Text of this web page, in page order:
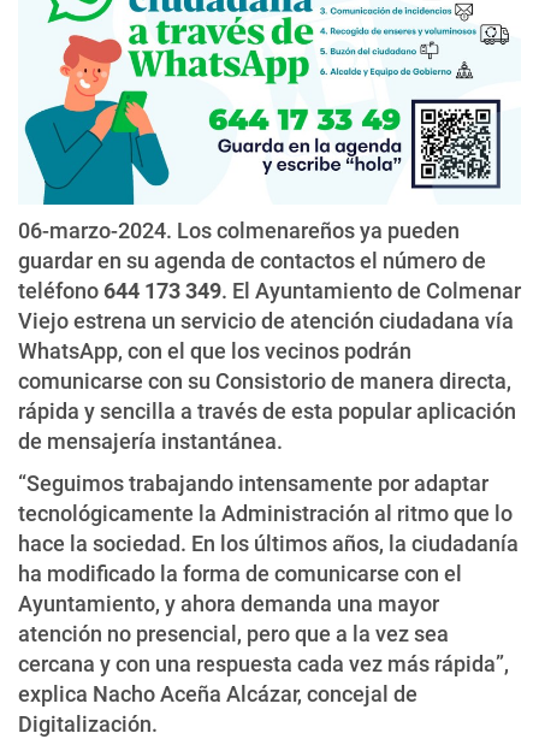
06-marzo-2024. Los colmenareños ya pueden
guardar en su agenda de contactos el número de
teléfono 644 173 349. El Ayuntamiento de Colmenar
Viejo estrena un servicio de atención ciudadana vía
WhatsApp, con el que los vecinos podrán
comunicarse con su Consistorio de manera directa,
rápida y sencilla a través de esta popular aplicación
de mensajería instantánea.
“Seguimos trabajando intensamente por adaptar
tecnológicamente la Administración al ritmo que lo
hace la sociedad. En los últimos años, la ciudadanía
ha modificado la forma de comunicarse con el
Ayuntamiento, y ahora demanda una mayor
atención no presencial, pero que a la vez sea
cercana y con una respuesta cada vez más rápida”,
explica Nacho Aceña Alcázar, concejal de
Digitalización.